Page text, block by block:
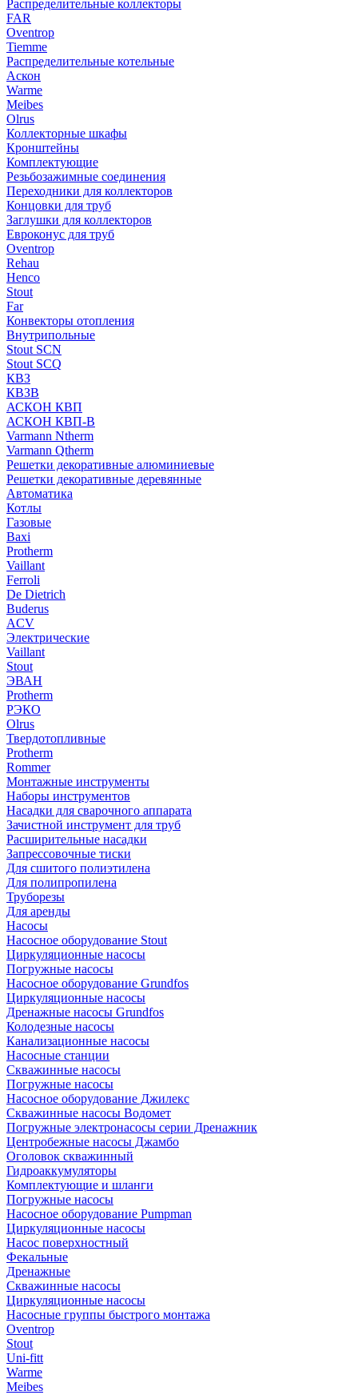
Распределительные коллекторы
FAR
Oventrop
Tiemme
Распределительные котельные
Аскон
Warme
Meibes
Olrus
Коллекторные шкафы
Кронштейны
Комплектующие
Резьбозажимные соединения
Переходники для коллекторов
Концовки для труб
Заглушки для коллекторов
Евроконус для труб
Oventrop
Rehau
Henco
Stout
Far
Конвекторы отопления
Внутрипольные
Stout SCN
Stout SCQ
КВЗ
КВЗВ
АСКОН КВП
АСКОН КВП-В
Varmann Ntherm
Varmann Qtherm
Решетки декоративные алюминиевые
Решетки декоративные деревянные
Автоматика
Котлы
Газовые
Baxi
Protherm
Vaillant
Ferroli
De Dietrich
Buderus
ACV
Электрические
Vaillant
Stout
ЭВАН
Protherm
РЭКО
Olrus
Твердотопливные
Protherm
Rommer
Монтажные инструменты
Наборы инструментов
Насадки для сварочного аппарата
Зачистной инструмент для труб
Расширительные насадки
Запрессовочные тиски
Для сшитого полиэтилена
Для полипропилена
Труборезы
Для аренды
Насосы
Насосное оборудование Stout
Циркуляционные насосы
Погружные насосы
Насосное оборудование Grundfos
Циркуляционные насосы
Дренажные насосы Grundfos
Колодезные насосы
Канализационные насосы
Насосные станции
Скважинные насосы
Погружные насосы
Насосное оборудование Джилекс
Скважинные насосы Водомет
Погружные электронасосы серии Дренажник
Центробежные насосы Джамбо
Оголовок скважинный
Гидроаккумуляторы
Комплектующие и шланги
Погружные насосы
Насосное оборудование Pumpman
Циркуляционные насосы
Насос поверхностный
Фекальные
Дренажные
Скважинные насосы
Циркуляционные насосы
Насосные группы быстрого монтажа
Oventrop
Stout
Uni-fitt
Warme
Meibes